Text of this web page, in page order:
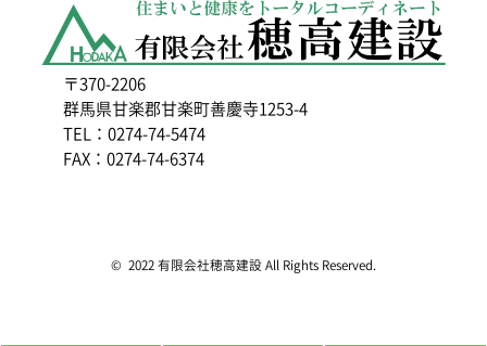
〒370-2206
群馬県甘楽郡甘楽町善慶寺1253-4
TEL：0274-74-5474
FAX：0274-74-6374
© 2022 有限会社穂高建設 All Rights Reserved.